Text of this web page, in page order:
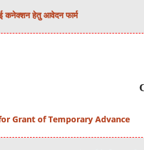
कनेक्शन हेतु आवेदन फार्म
Grant of Temporary Advance